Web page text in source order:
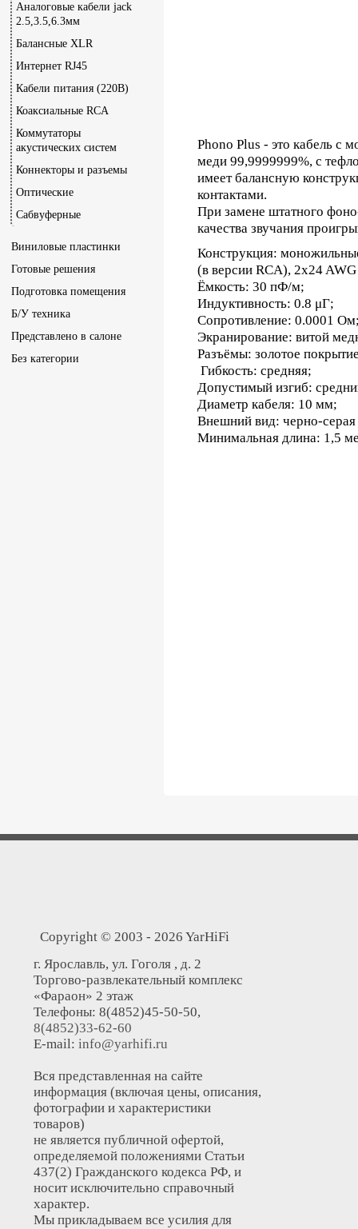
Аналоговые кабели jack
2.5,3.5,6.3мм
Балансные XLR
Интернет RJ45
Кабели питания (220В)
Коаксиальные RCA
Коммутаторы
акустических систем
Коннекторы и разъемы
Оптические
Сабвуферные
Виниловые пластинки
Готовые решения
Подготовка помещения
Б/У техника
Представлено в салоне
Без категории
Phono Plus - это кабель с
меди 99,9999999%, с
имеет балансную
контактами.
При замене штатного
качества звучания
Конструкция:
(в версии RCA), 2x24
Ёмкость: 30 пФ/м;
Индуктивность: 0.8 μГ;
Сопротивление: 0.0001
Экранирование: витой
Разъёмы: золотое
Гибкость: средняя;
Допустимый изгиб:
Диаметр кабеля: 10 мм;
Внешний вид: черно-серая
Минимальная длина: 1,5
Copyright © 2003 - 2026 YarHiFi
г. Ярославль, ул. Гоголя , д. 2
Торгово-развлекательный комплекс
«Фараон» 2 этаж
Телефоны: 8(4852)45-50-50,
8(4852)33-62-60
E-mail: info@yarhifi.ru
Вся представленная на сайте
информация (включая цены, описания,
фотографии и характеристики
товаров)
не является публичной офертой,
определяемой положениями Статьи
437(2) Гражданского кодекса РФ, и
носит исключительно справочный
характер.
Мы прикладываем все усилия для